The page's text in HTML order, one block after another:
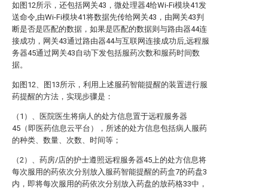
如图12所示，还包括网关43，微处理器4给Wi-Fi模块41发
送命令,由Wi-Fi模块41将数据先传给网关43，由网关43判
断是否是匹配的数据，如果是匹配的数据则与路由器44连
接成功，网关43通过路由器44与互联网连接成功后,远程服
务器45通过网关43自动下发包括服药次数和服药时间数
据。
如图12、图13所示，利用上述服药智能提醒的装置进行服
药提醒的方法，实现步骤是：
（1）、医院医生将病人的处方信息置于远程服务器
45（即医药信息云平台），所述的处方信息包括病人服药
的种类、数量、次数、时间等；
（2）、药房/店的护士遵照远程服务器45上的处方信息将
每次服用的药依次分别放入服药智能提醒的药盒7的药盘3
内，即将每次服用的药依次分别放入药盘的放药格33中，